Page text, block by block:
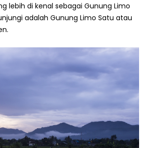
lebih di kenal sebagai Gunung Limo
adalah Gunung Limo Satu atau